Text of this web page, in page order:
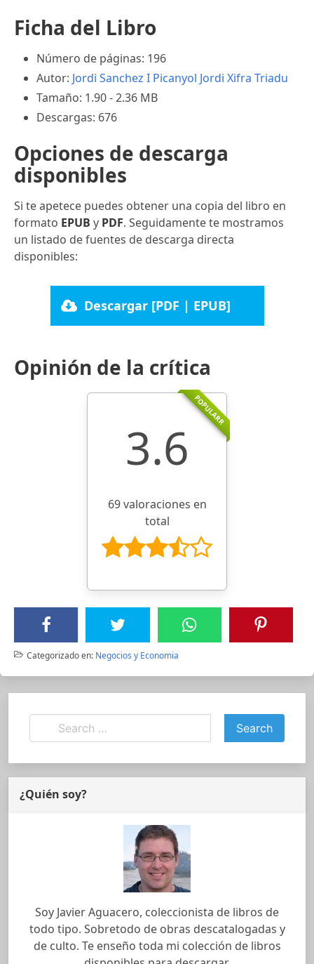
Ficha del Libro
Número de páginas: 196
Autor: Jordi Sanchez I Picanyol Jordi Xifra Triadu
Tamaño: 1.90 - 2.36 MB
Descargas: 676
Opciones de descarga
disponibles
Si te apetece puedes obtener una copia del libro en
formato EPUB y PDF. Seguidamente te mostramos
un listado de fuentes de descarga directa
disponibles:
Descargar [PDF | EPUB]
Opinión de la crítica
POPULARR
3.6
69 valoraciones en
total
Categorizado en: Negocios y Economia
¿Quién soy?
Soy Javier Aguacero, coleccionista de libros de
todo tipo. Sobretodo de obras descatalogadas y
de culto. Te enseño toda mi colección de libros